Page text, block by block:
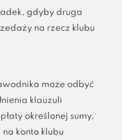
gdyby druga
na rzecz klubu
może odbyć
klauzuli
określonej sumy,
konto klubu